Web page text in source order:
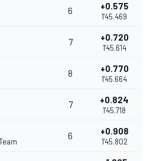
6 +0.575
1'45.469
7 +0.720
1'45.614
8 +0.770
1'45.664
7 +0.824
1'45.718
6 +0.908
1'45.802